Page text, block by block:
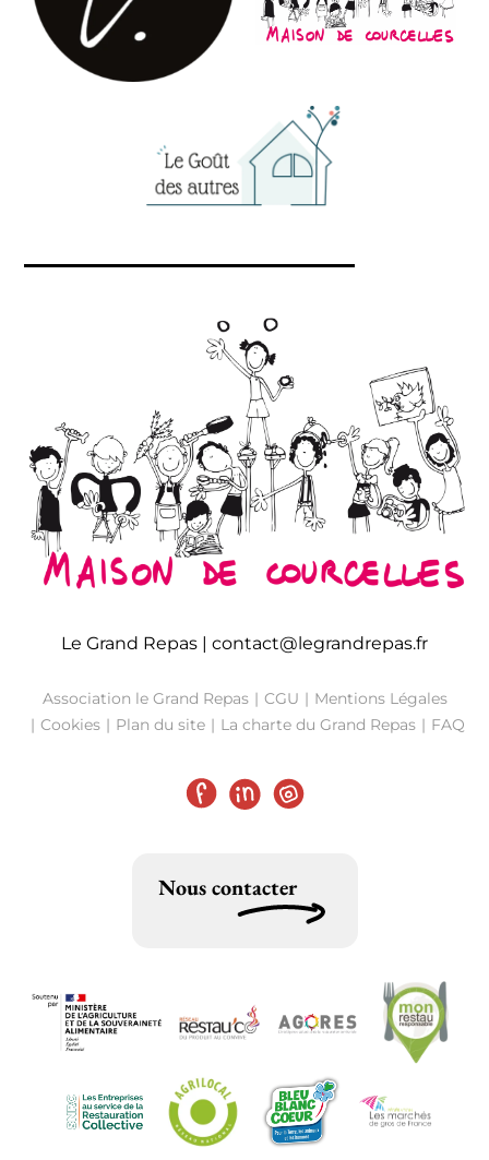
Le Grand Repas | contact@legrandrepas.fr
Association le Grand Repas CGU
Mentions Légales
Cookies
Plan du site La charte du Grand Repas FAQ
FacebookLinkedInInstagram
Nous contacter